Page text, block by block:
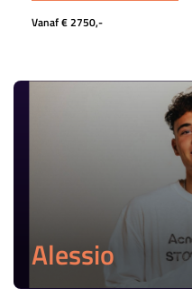
Vanaf € 2750,-
Alessio